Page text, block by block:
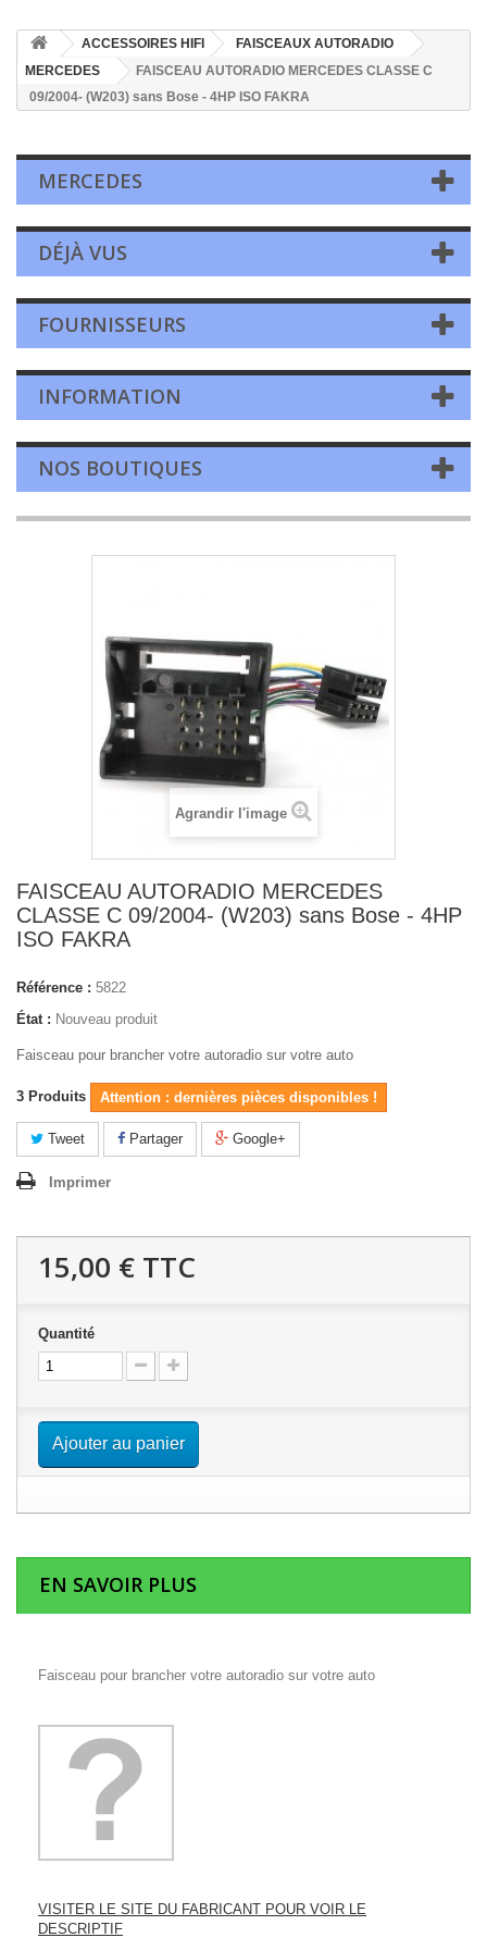
ACCESSOIRES HIFI
FAISCEAUX AUTORADIO
MERCEDES
FAISCEAU AUTORADIO MERCEDES CLASSE C
09/2004- (W203) sans Bose - 4HP ISO FAKRA
MERCEDES
DÉJÀ VUS
FOURNISSEURS
INFORMATION
NOS BOUTIQUES
Agrandir l'image
FAISCEAU AUTORADIO MERCEDES
CLASSE C 09/2004- (W203) sans Bose - 4HP
ISO FAKRA
Référence : 5822
État : Nouveau produit
Faisceau pour brancher votre autoradio sur votre auto
3 Produits Attention : dernières pièces disponibles !
Tweet Partager Google+
Imprimer
15,00 € TTC
Quantité
Ajouter au panier
EN SAVOIR PLUS
Faisceau pour brancher votre autoradio sur votre auto
VISITER LE SITE DU FABRICANT POUR VOIR LE
DESCRIPTIF